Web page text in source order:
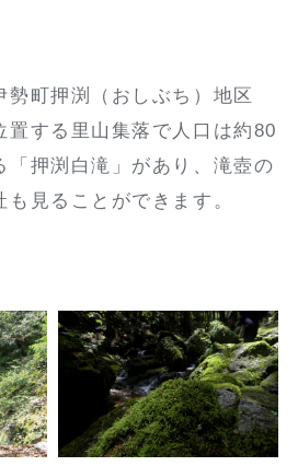
勢町押渕（おしぶち）地区
置する里山集落で人口は約80
「押渕白滝」があり、滝壺の
見ることができます。